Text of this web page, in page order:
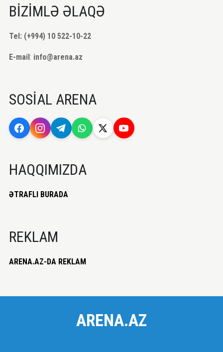
BİZİMLƏ ƏLAQƏ
Tel: (+994) 10 522-10-22
E-mail : info@arena.az
SOSİAL ARENA
HAQQIMIZDA
ƏTRAFLI BURADA
REKLAM
ARENA.AZ-DA REKLAM
ARENA.AZ